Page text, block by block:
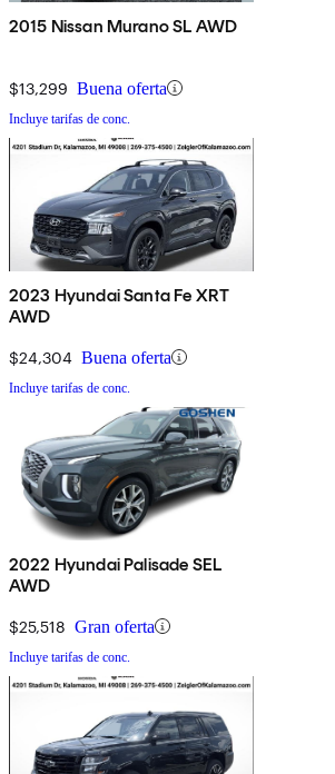
2015 Nissan Murano SL AWD
$13,299 Buena oferta
Incluye tarifas de conc.
2023 Hyundai Santa Fe XRT
AWD
$24,304 Buena oferta
Incluye tarifas de conc.
2022 Hyundai Palisade SEL
AWD
$25,518 Gran oferta
Incluye tarifas de conc.